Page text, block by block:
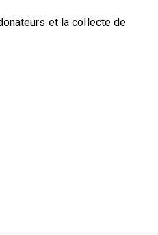
et la collecte de